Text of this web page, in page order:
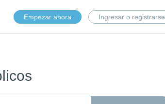
Empezar ahora Ingresar o registrarse